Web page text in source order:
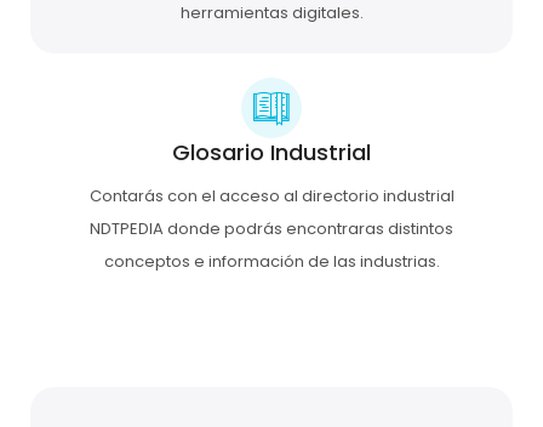
herramientas digitales.
Glosario Industrial
Contarás con el acceso al directorio industrial
NDTPEDIA donde podrás encontraras distintos
conceptos e información de las industrias.